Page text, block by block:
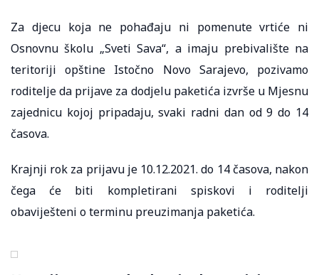
Za djecu koja ne pohađaju ni pomenute vrtiće ni
Osnovnu školu „Sveti Sava“, a imaju prebivalište na
teritoriji opštine Istočno Novo Sarajevo, pozivamo
roditelјe da prijave za dodjelu paketića izvrše u Mjesnu
zajednicu kojoj pripadaju, svaki radni dan od 9 do 14
časova.
Krajnji rok za prijavu je 10.12.2021. do 14 časova, nakon
čega će biti kompletirani spiskovi i roditelјi
obaviješteni o terminu preuzimanja paketića.